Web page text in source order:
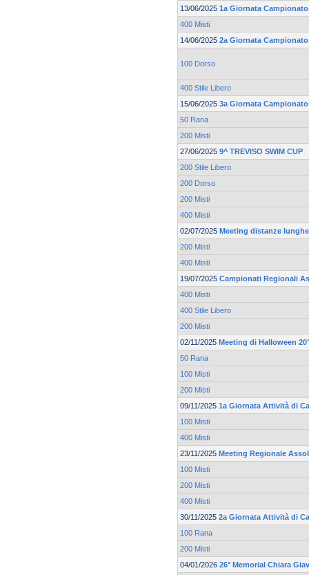
13/06/2025 1a Giornata
400 Misti
14/06/2025 2a Giornata
100 Dorso
400 Stile Libero
15/06/2025 3a Giornata
50 Rana
200 Misti
27/06/2025 9^ TREVISO SWIM CUP
200 Stile Libero
200 Dorso
200 Misti
400 Misti
02/07/2025 Meeting distanze
200 Misti
400 Misti
19/07/2025 Campionati Regionali
400 Misti
400 Stile Libero
200 Misti
02/11/2025 Meeting di Halloween
50 Rana
100 Misti
200 Misti
09/11/2025 1a Giornata Attività di
100 Misti
400 Misti
23/11/2025 Meeting Regionale
100 Misti
200 Misti
400 Misti
30/11/2025 2a Giornata Attività di
100 Rana
200 Misti
04/01/2026 26° Memorial Chiara